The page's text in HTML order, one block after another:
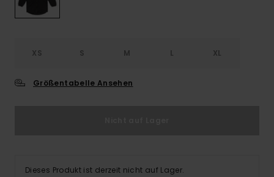
XS S M L XL
Größentabelle Ansehen
Dieses Produkt ist derzeit nicht auf Lager.